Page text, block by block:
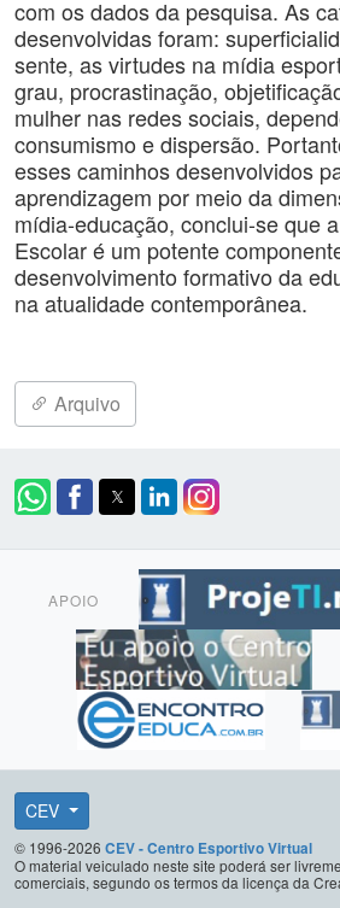
com os dados da pesquisa. As
desenvolvidas foram:
sente, as virtudes na mídia
grau, procrastinação,
mulher nas redes sociais,
consumismo e dispersão.
esses caminhos desenvolvidos
aprendizagem por meio da
mídia-educação, conclui-se que
Escolar é um potente
desenvolvimento formativo da
na atualidade contemporânea.
Arquivo
APOIO
CEV
© 1996-2026 CEV - Centro Esportivo Virtual
O material veiculado neste site poderá ser
comerciais, segundo os termos da licença da